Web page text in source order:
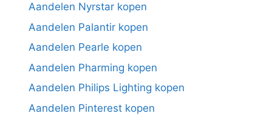
Aandelen Nyrstar kopen
Aandelen Palantir kopen
Aandelen Pearle kopen
Aandelen Pharming kopen
Aandelen Philips Lighting kopen
Aandelen Pinterest kopen